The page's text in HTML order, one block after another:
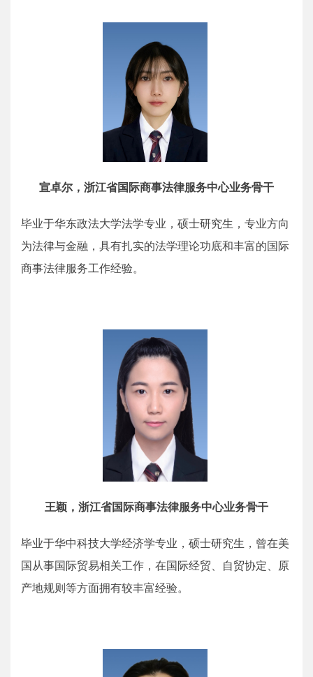
宣卓尔，浙江省国际商事法律服务中心业务骨干
毕业于华东政法大学法学专业，硕士研究生，专业方向
为法律与金融，具有扎实的法学理论功底和丰富的国际
商事法律服务工作经验。
王颖，浙江省国际商事法律服务中心业务骨干
毕业于华中科技大学经济学专业，硕士研究生，曾在美
国从事国际贸易相关工作，在国际经贸、自贸协定、原
产地规则等方面拥有较丰富经验。